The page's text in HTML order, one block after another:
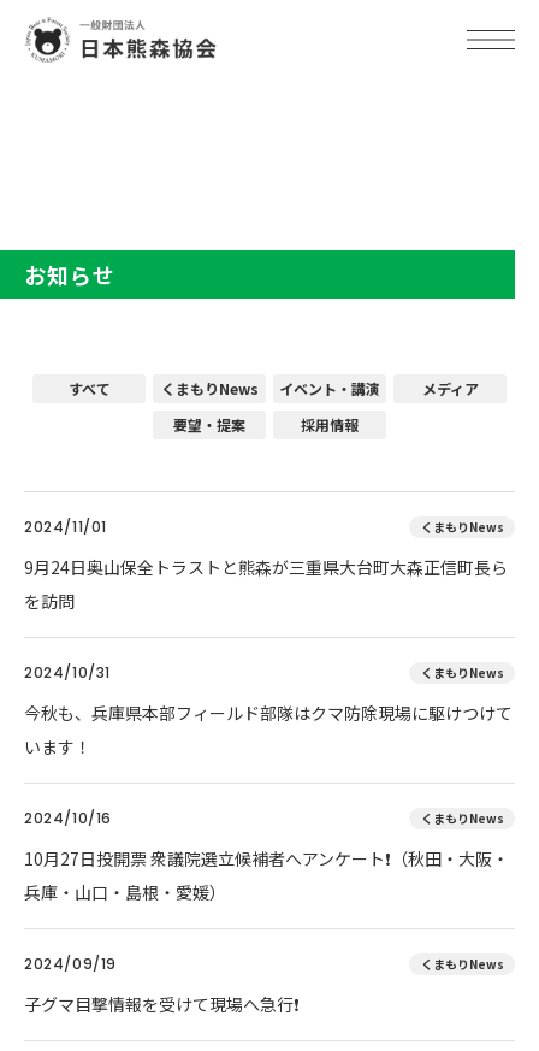
お知らせ
すべて くまもりNews イベント・講演
メディア
要望・提案
採用情報
2024/11/01 くまもりNews
9月24日奥山保全トラストと熊森が三重県大台町大森正信町長ら
を訪問
2024/10/31 くまもりNews
今秋も、兵庫県本部フィールド部隊はクマ防除現場に駆けつけて
います！
2024/10/16 くまもりNews
10月27日投開票 衆議院選立候補者へアンケート❗（秋田・大阪・
兵庫・山口・島根・愛媛）
2024/09/19 くまもりNews
子グマ目撃情報を受けて現場へ急行❗